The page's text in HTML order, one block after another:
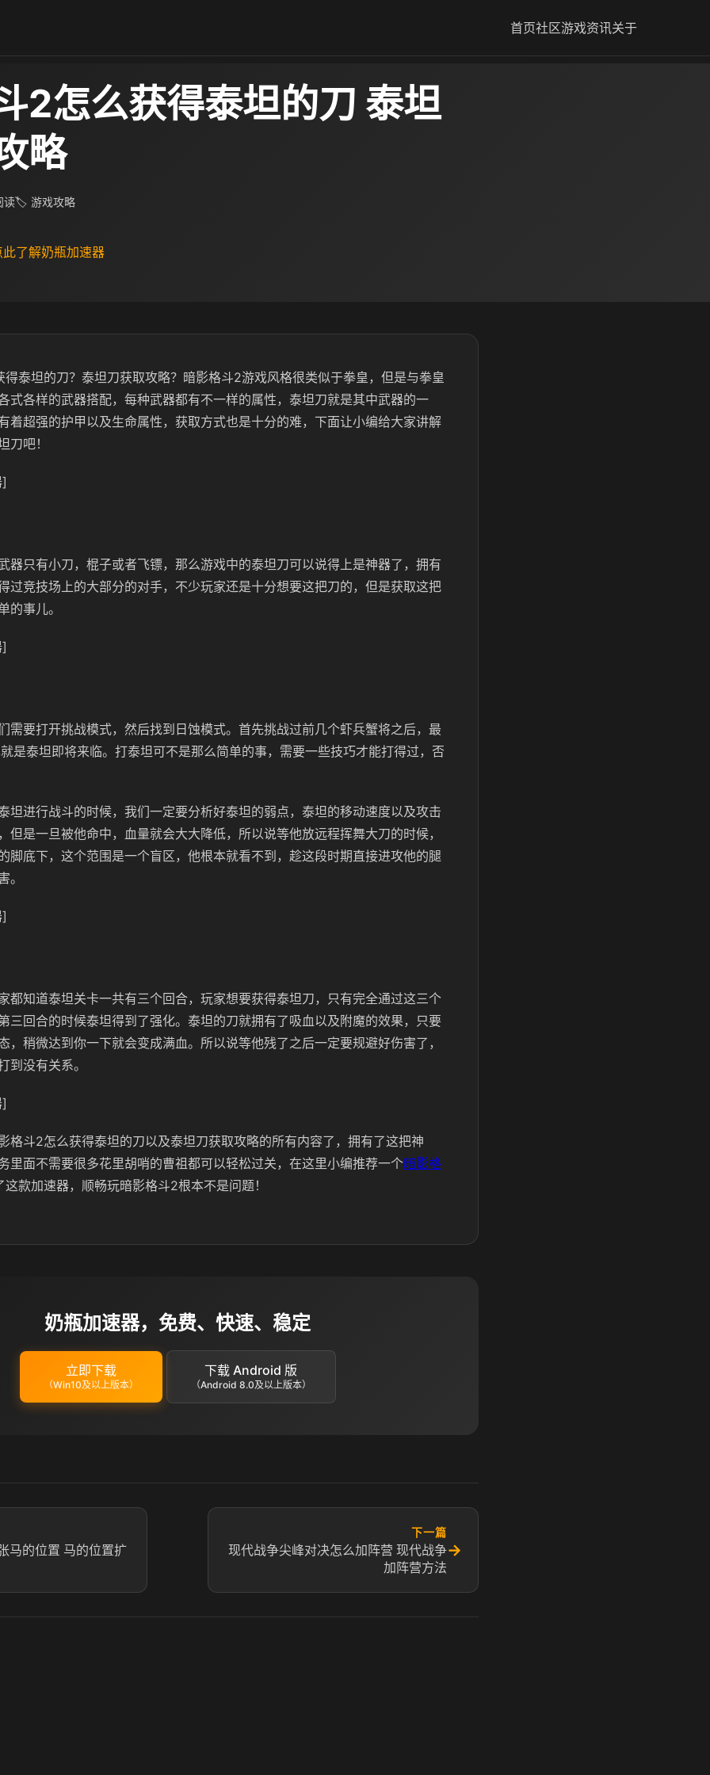
首页社区游戏资讯关于
2怎么获得泰坦的刀 泰坦
略
读🏷 游戏攻略
了解奶瓶加速器
得泰坦的刀？泰坦刀获取攻略？暗影格斗2游戏风格很类似于拳皇，但是与拳皇
式各样的武器搭配，每种武器都有不一样的属性，泰坦刀就是其中武器的一
着超强的护甲以及生命属性，获取方式也是十分的难，下面让小编给大家讲解
刀吧！
器只有小刀，棍子或者飞镖，那么游戏中的泰坦刀可以说得上是神器了，拥有
过竞技场上的大部分的对手，不少玩家还是十分想要这把刀的，但是获取这把
的事儿。
需要打开挑战模式，然后找到日蚀模式。首先挑战过前几个虾兵蟹将之后，最
是泰坦即将来临。打泰坦可不是那么简单的事，需要一些技巧才能打得过，否
坦进行战斗的时候，我们一定要分析好泰坦的弱点，泰坦的移动速度以及攻击
但是一旦被他命中，血量就会大大降低，所以说等他放远程挥舞大刀的时候，
脚底下，这个范围是一个盲区，他根本就看不到，趁这段时期直接进攻他的腿
。
都知道泰坦关卡一共有三个回合，玩家想要获得泰坦刀，只有完全通过这三个
三回合的时候泰坦得到了强化。泰坦的刀就拥有了吸血以及附魔的效果，只要
，稍微达到你一下就会变成满血。所以说等他残了之后一定要规避好伤害了，
到没有关系。
格斗2怎么获得泰坦的刀以及泰坦刀获取攻略的所有内容了，拥有了这把神
里面不需要很多花里胡哨的曹祖都可以轻松过关，在这里小编推荐一个暗影格
这款加速器，顺畅玩暗影格斗2根本不是问题！
奶瓶加速器，免费、快速、稳定
立即下载
（Win10及以上版本）
下载 Android 版
（Android 8.0及以上版本）
马的位置 马的位置扩
下一篇
现代战争尖峰对决怎么加阵营 现代战争
加阵营方法
→